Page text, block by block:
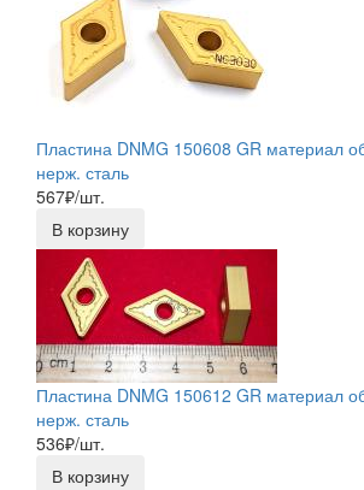
Пластина DNMG 150608 GR материал
нерж. сталь
567₽/шт.
В корзину
Пластина DNMG 150612 GR материал
нерж. сталь
536₽/шт.
В корзину